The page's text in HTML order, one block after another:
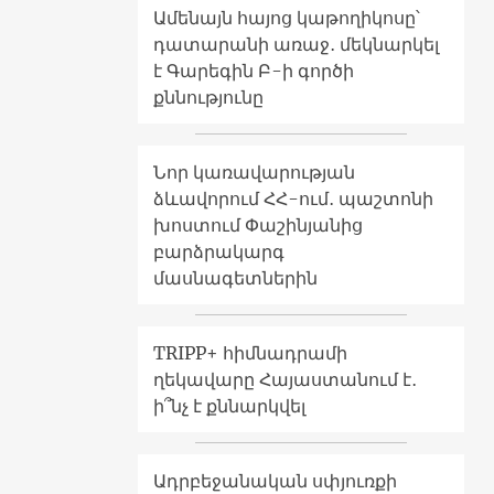
Ամենայն հայոց կաթողիկոսը՝
դատարանի առաջ․ մեկնարկել
է Գարեգին Բ-ի գործի
քննությունը
Նոր կառավարության
ձևավորում ՀՀ-ում․ պաշտոնի
խոստում Փաշինյանից
բարձրակարգ
մասնագետներին
TRIPP+ հիմնադրամի
ղեկավարը Հայաստանում է․
ի՞նչ է քննարկվել
Ադրբեջանական սփյուռքի